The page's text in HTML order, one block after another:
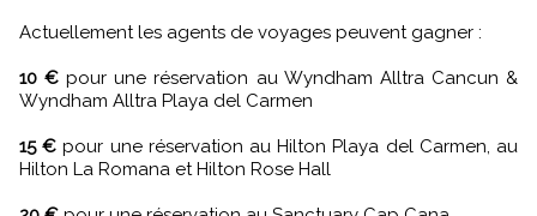
Actuellement les agents de voyages peuvent gagner :
10 € pour une réservation au Wyndham Alltra Cancun &
Wyndham Alltra Playa del Carmen
15 € pour une réservation au Hilton Playa del Carmen, au
Hilton La Romana et Hilton Rose Hall